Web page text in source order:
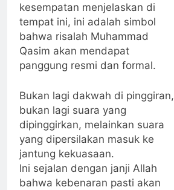
kesempatan menjelaskan di
tempat ini, ini adalah simbol
bahwa risalah Muhammad
Qasim akan mendapat
panggung resmi dan formal.
Bukan lagi dakwah di pinggiran,
bukan lagi suara yang
dipinggirkan, melainkan suara
yang dipersilakan masuk ke
jantung kekuasaan.
Ini sejalan dengan janji Allah
bahwa kebenaran pasti akan